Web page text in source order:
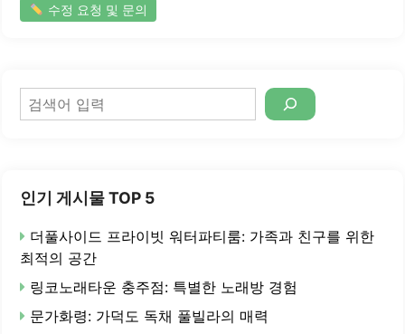
수정 요청 및 문의
검
색
인기 게시물 TOP 5
더풀사이드 프라이빗 워터파티룸: 가족과 친구를 위한
최적의 공간
링코노래타운 충주점: 특별한 노래방 경험
문가화령: 가덕도 독채 풀빌라의 매력